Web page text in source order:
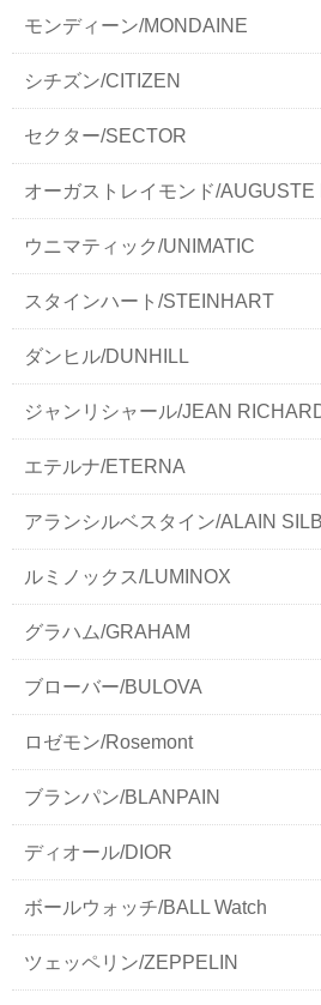
モンディーン/MONDAINE
シチズン/CITIZEN
セクター/SECTOR
オーガストレイモンド/AUGUSTE
ウニマティック/UNIMATIC
スタインハート/STEINHART
ダンヒル/DUNHILL
ジャンリシャール/JEAN
エテルナ/ETERNA
アランシルベスタイン/ALAIN
ルミノックス/LUMINOX
グラハム/GRAHAM
ブローバー/BULOVA
ロゼモン/Rosemont
ブランパン/BLANPAIN
ディオール/DIOR
ボールウォッチ/BALL Watch
ツェッペリン/ZEPPELIN